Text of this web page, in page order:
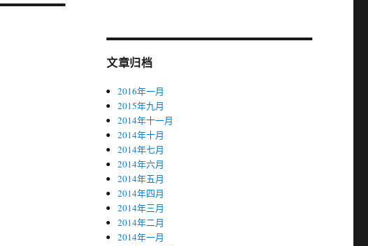
文章归档
2016年一月
2015年九月
2014年十一月
2014年十月
2014年七月
2014年六月
2014年五月
2014年四月
2014年三月
2014年二月
2014年一月